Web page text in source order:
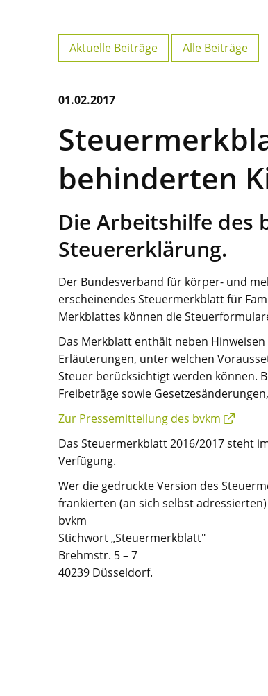
Aktuelle Beiträge Alle Beiträge
01.02.2017
behinderten
Die Arbeitshilfe des
Steuererklärung.
Der Bundesverband für körper- und
erscheinendes Steuermerkblatt für
Merkblattes können die
Das Merkblatt enthält neben
Erläuterungen, unter welchen
Steuer berücksichtigt werden können.
Freibeträge sowie
Zur Pressemitteilung des bvkm
Das Steuermerkblatt 2016/2017 steht
Verfügung.
Wer die gedruckte Version des
frankierten (an sich selbst
bvkm
Stichwort „Steuermerkblatt"
Brehmstr. 5 – 7
40239 Düsseldorf.